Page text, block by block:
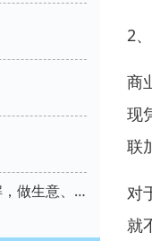
银行承兑汇票到底是啥？大白话拆解，做生意、理财都能用
2
商
现
联
对
就